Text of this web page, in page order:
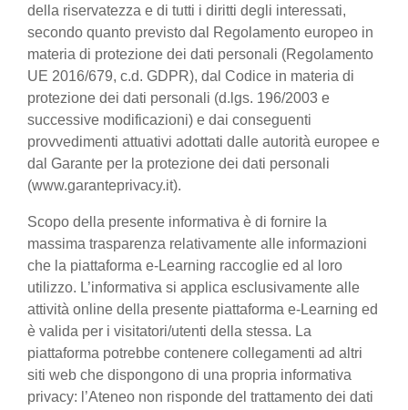
della riservatezza e di tutti i diritti degli interessati,
secondo quanto previsto dal Regolamento europeo in
materia di protezione dei dati personali (Regolamento
UE 2016/679, c.d. GDPR), dal Codice in materia di
protezione dei dati personali (d.lgs. 196/2003 e
successive modificazioni) e dai conseguenti
provvedimenti attuativi adottati dalle autorità europee e
dal Garante per la protezione dei dati personali
(www.garanteprivacy.it).
Scopo della presente informativa è di fornire la
massima trasparenza relativamente alle informazioni
che la piattaforma e-Learning raccoglie ed al loro
utilizzo. L’informativa si applica esclusivamente alle
attività online della presente piattaforma e-Learning ed
è valida per i visitatori/utenti della stessa. La
piattaforma potrebbe contenere collegamenti ad altri
siti web che dispongono di una propria informativa
privacy: l’Ateneo non risponde del trattamento dei dati